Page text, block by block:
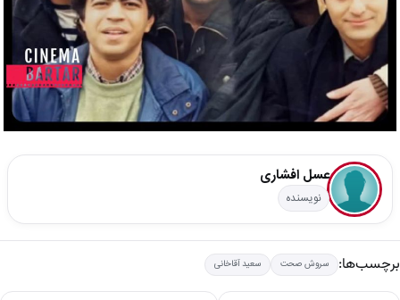
عسل افشاری
نویسنده
برچسب‌ها: سروش صحت سعید آقاخانی